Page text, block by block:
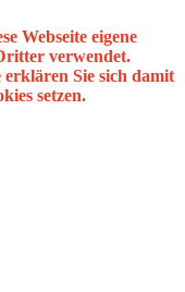
Webseite eigene
verwendet.
Sie sich damit
setzen.